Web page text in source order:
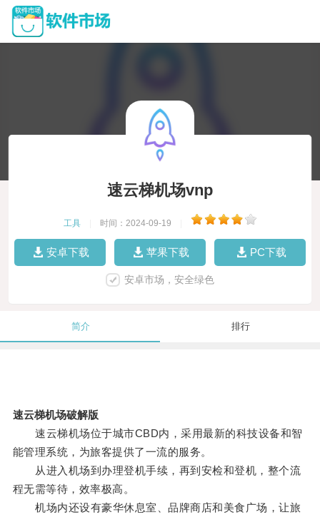
速云梯机场vnp
工具 时间：2024-09-19
安卓下载 苹果下载 PC下载
安卓市场，安全绿色
简介 排行
速云梯机场破解版
速云梯机场位于城市CBD内，采用最新的科技设备和智
能管理系统，为旅客提供了一流的服务。
从进入机场到办理登机手续，再到安检和登机，整个流
程无需等待，效率极高。
机场内还设有豪华休息室、品牌商店和美食广场，让旅